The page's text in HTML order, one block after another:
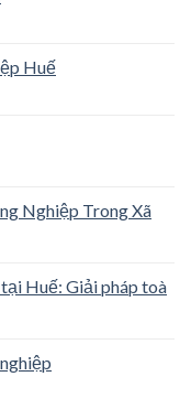
Huế
Nghiệp Trong Xã
Huế: Giải pháp toà